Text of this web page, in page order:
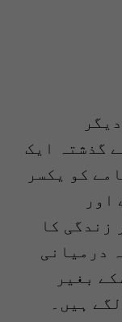
گذشتہ ایک
کو یکسر
اور
زندگی کا
درمیانی
بغیر
ہیں۔